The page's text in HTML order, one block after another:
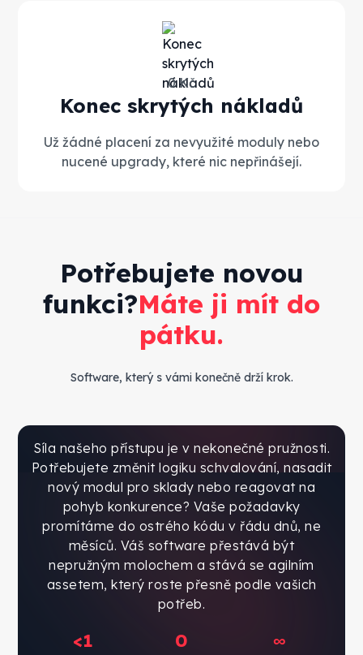
0 Kč
Konec skrytých nákladů
Už žádné placení za nevyužité moduly nebo
nucené upgrady, které nic nepřinášejí.
Potřebujete novou
funkci?Máte ji mít do
pátku.
Software, který s vámi konečně drží krok.
Síla našeho přístupu je v nekonečné pružnosti.
Potřebujete změnit logiku schvalování, nasadit
nový modul pro sklady nebo reagovat na
pohyb konkurence? Vaše požadavky
promítáme do ostrého kódu v řádu dnů, ne
měsíců. Váš software přestává být
nepružným molochem a stává se agilním
assetem, který roste přesně podle vašich
potřeb.
<1 0 ∞